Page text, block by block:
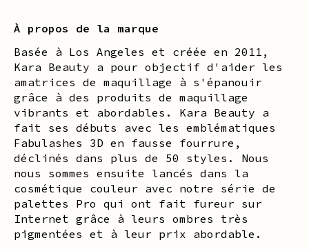
À propos de la marque
Basée à Los Angeles et créée en 2011,
Kara Beauty a pour objectif d'aider les
amatrices de maquillage à s'épanouir
grâce à des produits de maquillage
vibrants et abordables. Kara Beauty a
fait ses débuts avec les emblématiques
Fabulashes 3D en fausse fourrure,
déclinés dans plus de 50 styles. Nous
nous sommes ensuite lancés dans la
cosmétique couleur avec notre série de
palettes Pro qui ont fait fureur sur
Internet grâce à leurs ombres très
pigmentées et à leur prix abordable.